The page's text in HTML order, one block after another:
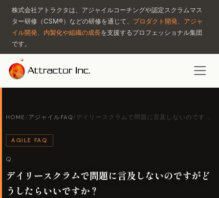
株式会社アトラクタは、アジャイルコーチングや認定スクラムマス
ター研修（CSM®）などの研修を通じて、 プロダクト開発、アジャ
イル開発、内製化や組織の成長を支援するプロフェッショナル集団
です。
HOME / アジャイルFAQ / デイリースクラムで問題に言及しないのです …
AGILE FAQ
Q.
デイリースクラムで問題に言及しないのですがど
うしたらいいですか？